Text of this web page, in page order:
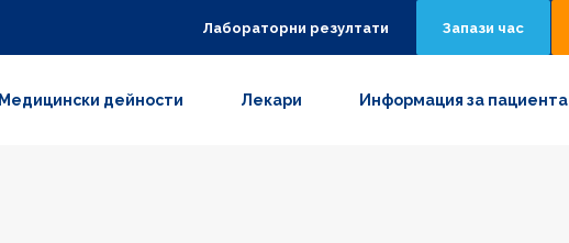
Лабораторни резултати Запази час
Медицински дейности Лекари Информация за пациента